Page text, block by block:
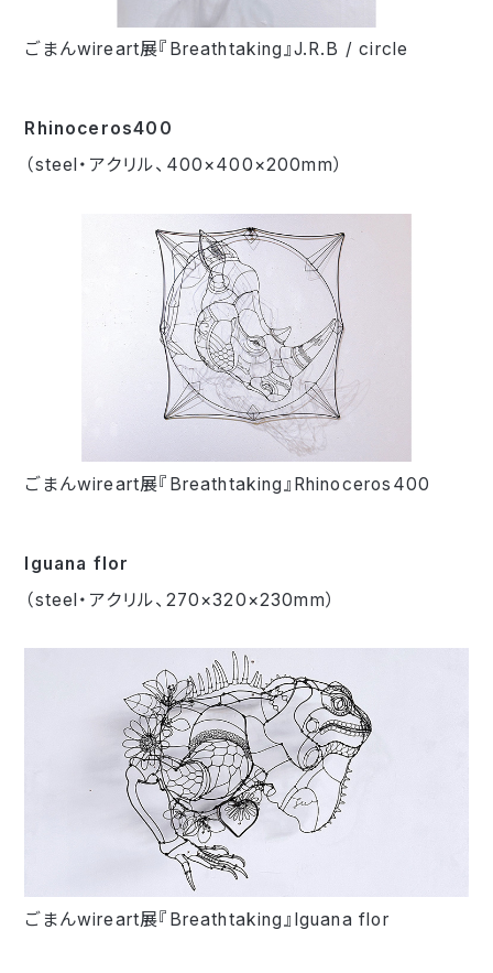
ごまんwireart展『Breathtaking』J.R.B / circle
Rhinoceros400
（steel・アクリル、400×400×200mm）
ごまんwireart展『Breathtaking』Rhinoceros400
Iguana flor
（steel・アクリル、270×320×230mm）
ごまんwireart展『Breathtaking』Iguana flor